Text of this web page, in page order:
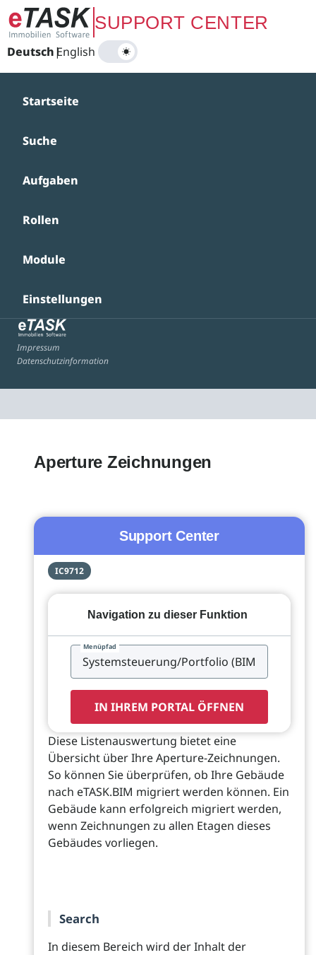
Zum Hauptinhalt springenSUPPORT CENTER
Deutsch|
English
Startseite
Suche
Aufgaben
Rollen
Module
Einstellungen
Impressum
Datenschutzinformation
Aperture Zeichnungen
Support Center
IC9712
Navigation zu dieser Funktion
Menüpfad
IN IHREM PORTAL ÖFFNEN
Diese Listenauswertung bietet eine
Übersicht über Ihre Aperture-Zeichnungen.
So können Sie überprüfen, ob Ihre Gebäude
nach eTASK.BIM migriert werden können. Ein
Gebäude kann erfolgreich migriert werden,
wenn Zeichnungen zu allen Etagen dieses
Gebäudes vorliegen.
Search
In diesem Bereich wird der Inhalt der